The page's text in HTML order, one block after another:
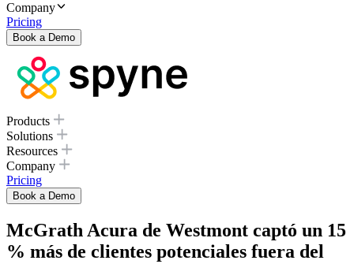
Company
Pricing
Book a Demo
Products
Solutions
Resources
Company
Pricing
Book a Demo
McGrath Acura de Westmont captó un 15
% más de clientes potenciales fuera del